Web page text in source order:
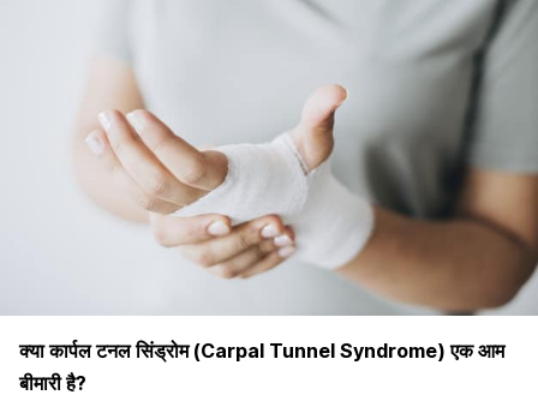
क्या कार्पल टनल सिंड्रोम (Carpal Tunnel Syndrome) एक आम
बीमारी है?